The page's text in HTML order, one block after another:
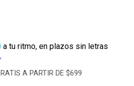
A PARTIR DE $699